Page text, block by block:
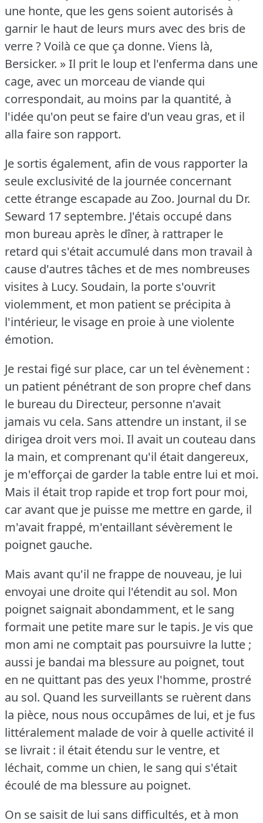
une honte, que les gens soient autorisés à
garnir le haut de leurs murs avec des bris de
verre ?Voilà ce que ça donne. Viens là,
Bersicker. » Il prit le loup et l'enferma dans une
cage, avec un morceau de viande qui
correspondait, au moins par la quantité, à
l'idée qu'on peut se faire d'un veau gras, et il
alla faire son rapport.
Je sortis également, afin de vous rapporter la
seule exclusivité de la journée concernant
cette étrange escapade au Zoo. Journal du Dr.
Seward 17 septembre. J'étais occupé dans
mon bureau après le dîner, à rattraper le
retard qui s'était accumulé dans mon travail à
cause d'autres tâches et de mes nombreuses
visites à Lucy. Soudain, la porte s'ouvrit
violemment, et mon patient se précipita à
l'intérieur, le visage en proie à une violente
émotion.
Je restai figé sur place, car un tel évènement :
un patient pénétrant de son propre chef dans
le bureau du Directeur, personne n'avait
jamais vu cela. Sans attendre un instant, il se
dirigea droit vers moi. Il avait un couteau dans
la main, et comprenant qu'il était dangereux,
je m'efforçai de garder la table entre lui et moi.
Mais il était trop rapide et trop fort pour moi,
car avant que je puisse me mettre en garde, il
m'avait frappé, m'entaillant sévèrement le
poignet gauche.
Mais avant qu'il ne frappe de nouveau, je lui
envoyai une droite qui l'étendit au sol. Mon
poignet saignait abondamment, et le sang
formait une petite mare sur le tapis. Je vis que
mon ami ne comptait pas poursuivre la lutte ;
aussi je bandai ma blessure au poignet, tout
en ne quittant pas des yeux l'homme, prostré
au sol. Quand les surveillants se ruèrent dans
la pièce, nous nous occupâmes de lui, et je fus
littéralement malade de voir à quelle activité il
se livrait : il était étendu sur le ventre, et
léchait, comme un chien, le sang qui s'était
écoulé de ma blessure au poignet.
On se saisit de lui sans difficultés, et à mon